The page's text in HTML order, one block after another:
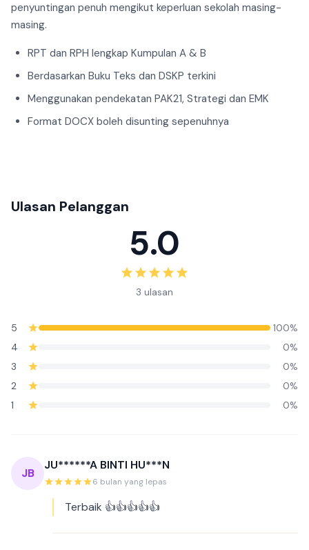
penyuntingan penuh mengikut keperluan sekolah masing-
masing.
RPT dan RPH lengkap Kumpulan A & B
Berdasarkan Buku Teks dan DSKP terkini
Menggunakan pendekatan PAK21, Strategi dan EMK
Format DOCX boleh disunting sepenuhnya
Ulasan Pelanggan
5.0
3 ulasan
5
100%
4
0%
3
0%
2
0%
1
0%
JB
JU******A BINTI HU***N
6 bulan yang lepas
Terbaik 👍👍👍👍👍